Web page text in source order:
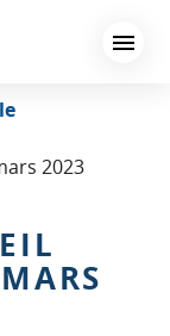
2023